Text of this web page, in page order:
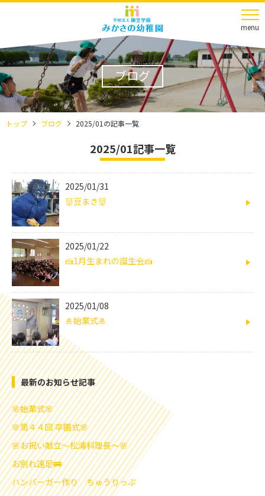
menu
ブログ
トップ ブログ 2025/01の記事一覧
2025/01記事一覧
2025/01/31
👹豆まき👹
2025/01/22
🍰1月生まれの誕生会🍰
2025/01/08
🎍始業式🎍
最新のお知らせ記事
🌸始業式🌸
🌸第４４回 卒園式🌸
🌸お祝い献立～松浦料理長～🌸
お別れ遠足🚌
ハンバーガー作り ちゅうりっぷ